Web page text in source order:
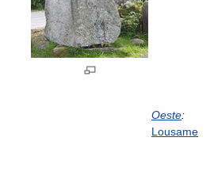
Oeste:
Lousame